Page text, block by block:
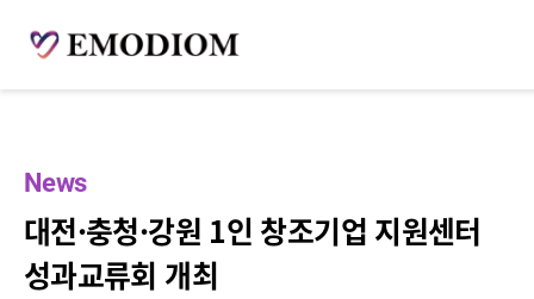
News
대전·충청·강원 1인 창조기업 지원센터
성과교류회 개최